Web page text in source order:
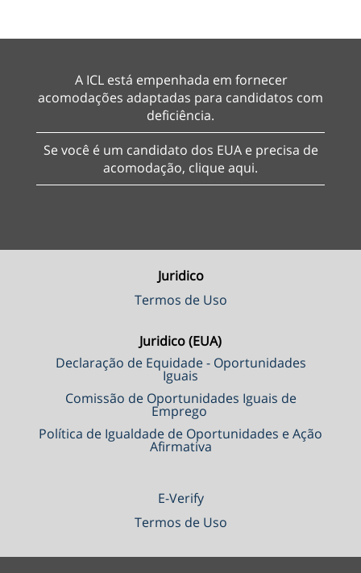
A ICL está empenhada em fornecer
acomodações adaptadas ​​para candidatos com
deficiência.
Se você é um candidato dos EUA e precisa de
acomodação, clique aqui.
Juridico
Termos de Uso
Juridico (EUA)
Declaração de Equidade - Oportunidades
Iguais
Comissão de Oportunidades Iguais de
Emprego
Política de Igualdade de Oportunidades e Ação
Afirmativa
E-Verify
Termos de Uso